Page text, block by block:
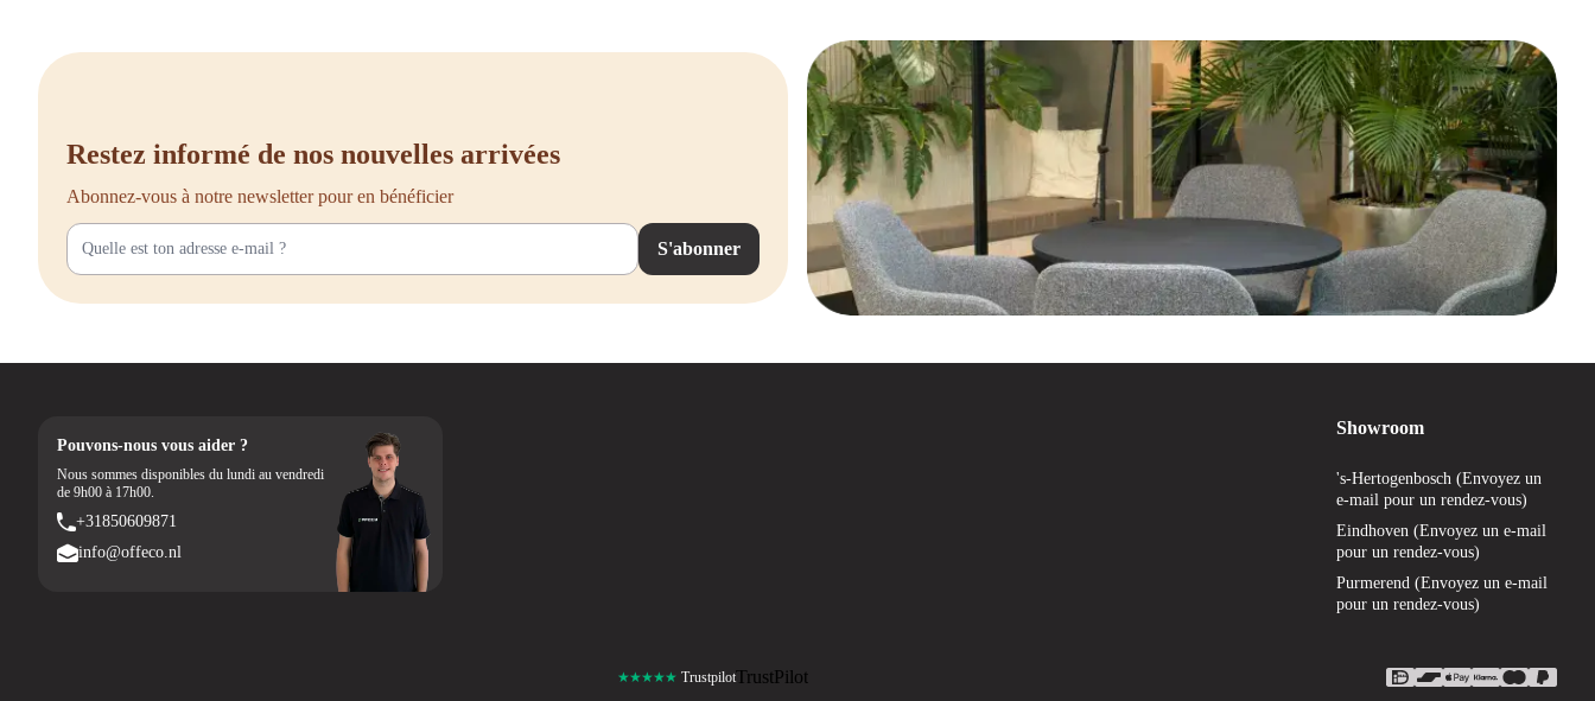
Restez informé de nos nouvelles arrivées
Abonnez-vous à notre newsletter pour en bénéficier
S'abonner
Pouvons-nous vous aider ?
Nous sommes disponibles du lundi au vendredi
de 9h00 à 17h00.
+31850609871
info@offeco.nl
Showroom
's-Hertogenbosch (Envoyez un
e-mail pour un rendez-vous)
Eindhoven (Envoyez un e-mail
pour un rendez-vous)
Purmerend (Envoyez un e-mail
pour un rendez-vous)
★★★★★ TrustpilotTrustPilot